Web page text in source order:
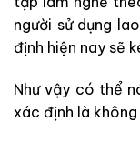
người sử dụng
định hiện nay sẽ
Như vậy có thể
xác định là